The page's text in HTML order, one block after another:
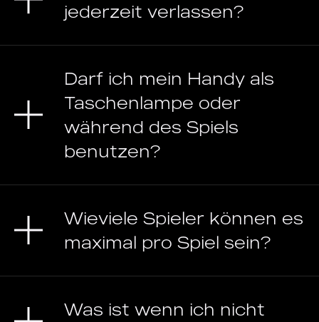
jederzeit verlassen?
Darf ich mein Handy als
Taschenlampe oder
während des Spiels
benutzen?
Wieviele Spieler können es
maximal pro Spiel sein?
Was ist wenn ich nicht